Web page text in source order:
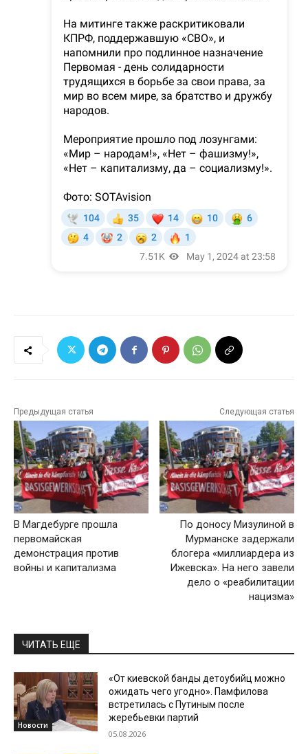
Предыдущая статья
В Магдебурге прошла
первомайская
демонстрация против
войны и капитализма
Следующая статья
По доносу Мизулиной в
Мурманске задержали
блогера «миллиардера из
Ижевска». На него завели
дело о «реабилитации
нацизма»
ЧИТАТЬ ЕЩЕ
Новости
«От киевской банды детоубийц можно
ожидать чего угодно». Памфилова
встретилась с Путиным после
жеребьевки партий
05.08.2026